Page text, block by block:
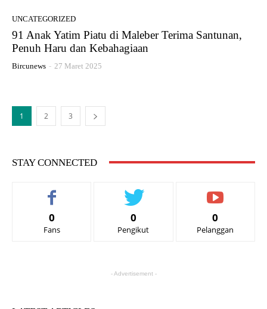
UNCATEGORIZED
91 Anak Yatim Piatu di Maleber Terima Santunan,
Penuh Haru dan Kebahagiaan
Bircunews - 27 Maret 2025
1 2 3
STAY CONNECTED
0
Fans
0
Pengikut
0
Pelanggan
- Advertisement -